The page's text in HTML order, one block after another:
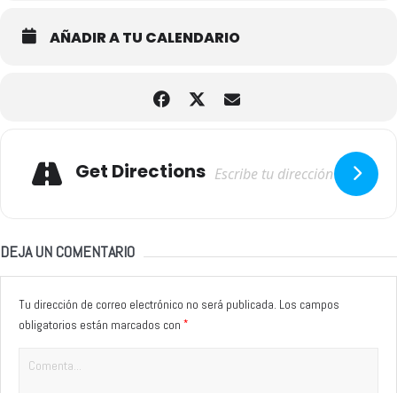
AÑADIR A TU CALENDARIO
Get Directions
DEJA UN COMENTARIO
Tu dirección de correo electrónico no será publicada. Los campos
obligatorios están marcados con *